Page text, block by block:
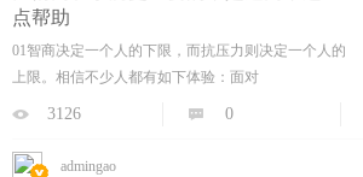
点帮助
01智商决定一个人的下限，而抗压力则决定一个人的
上限。相信不少人都有如下体验：面对
3126 0
admingao